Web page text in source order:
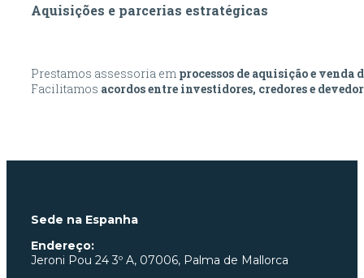
Aquisições e parcerias estratégicas
Prestamos assessoria em processos de aquisição e venda
Facilitamos acordos entre investidores, credores e
Sede na Espanha
Endereço:
Jeroni Pou 24 3º A, 07006, Palma de Mallorca